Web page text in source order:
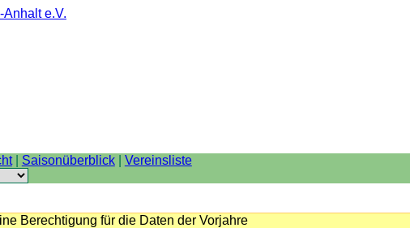
| Saisonüberblick| Vereinsliste
Berechtigung für die Daten der Vorjahre